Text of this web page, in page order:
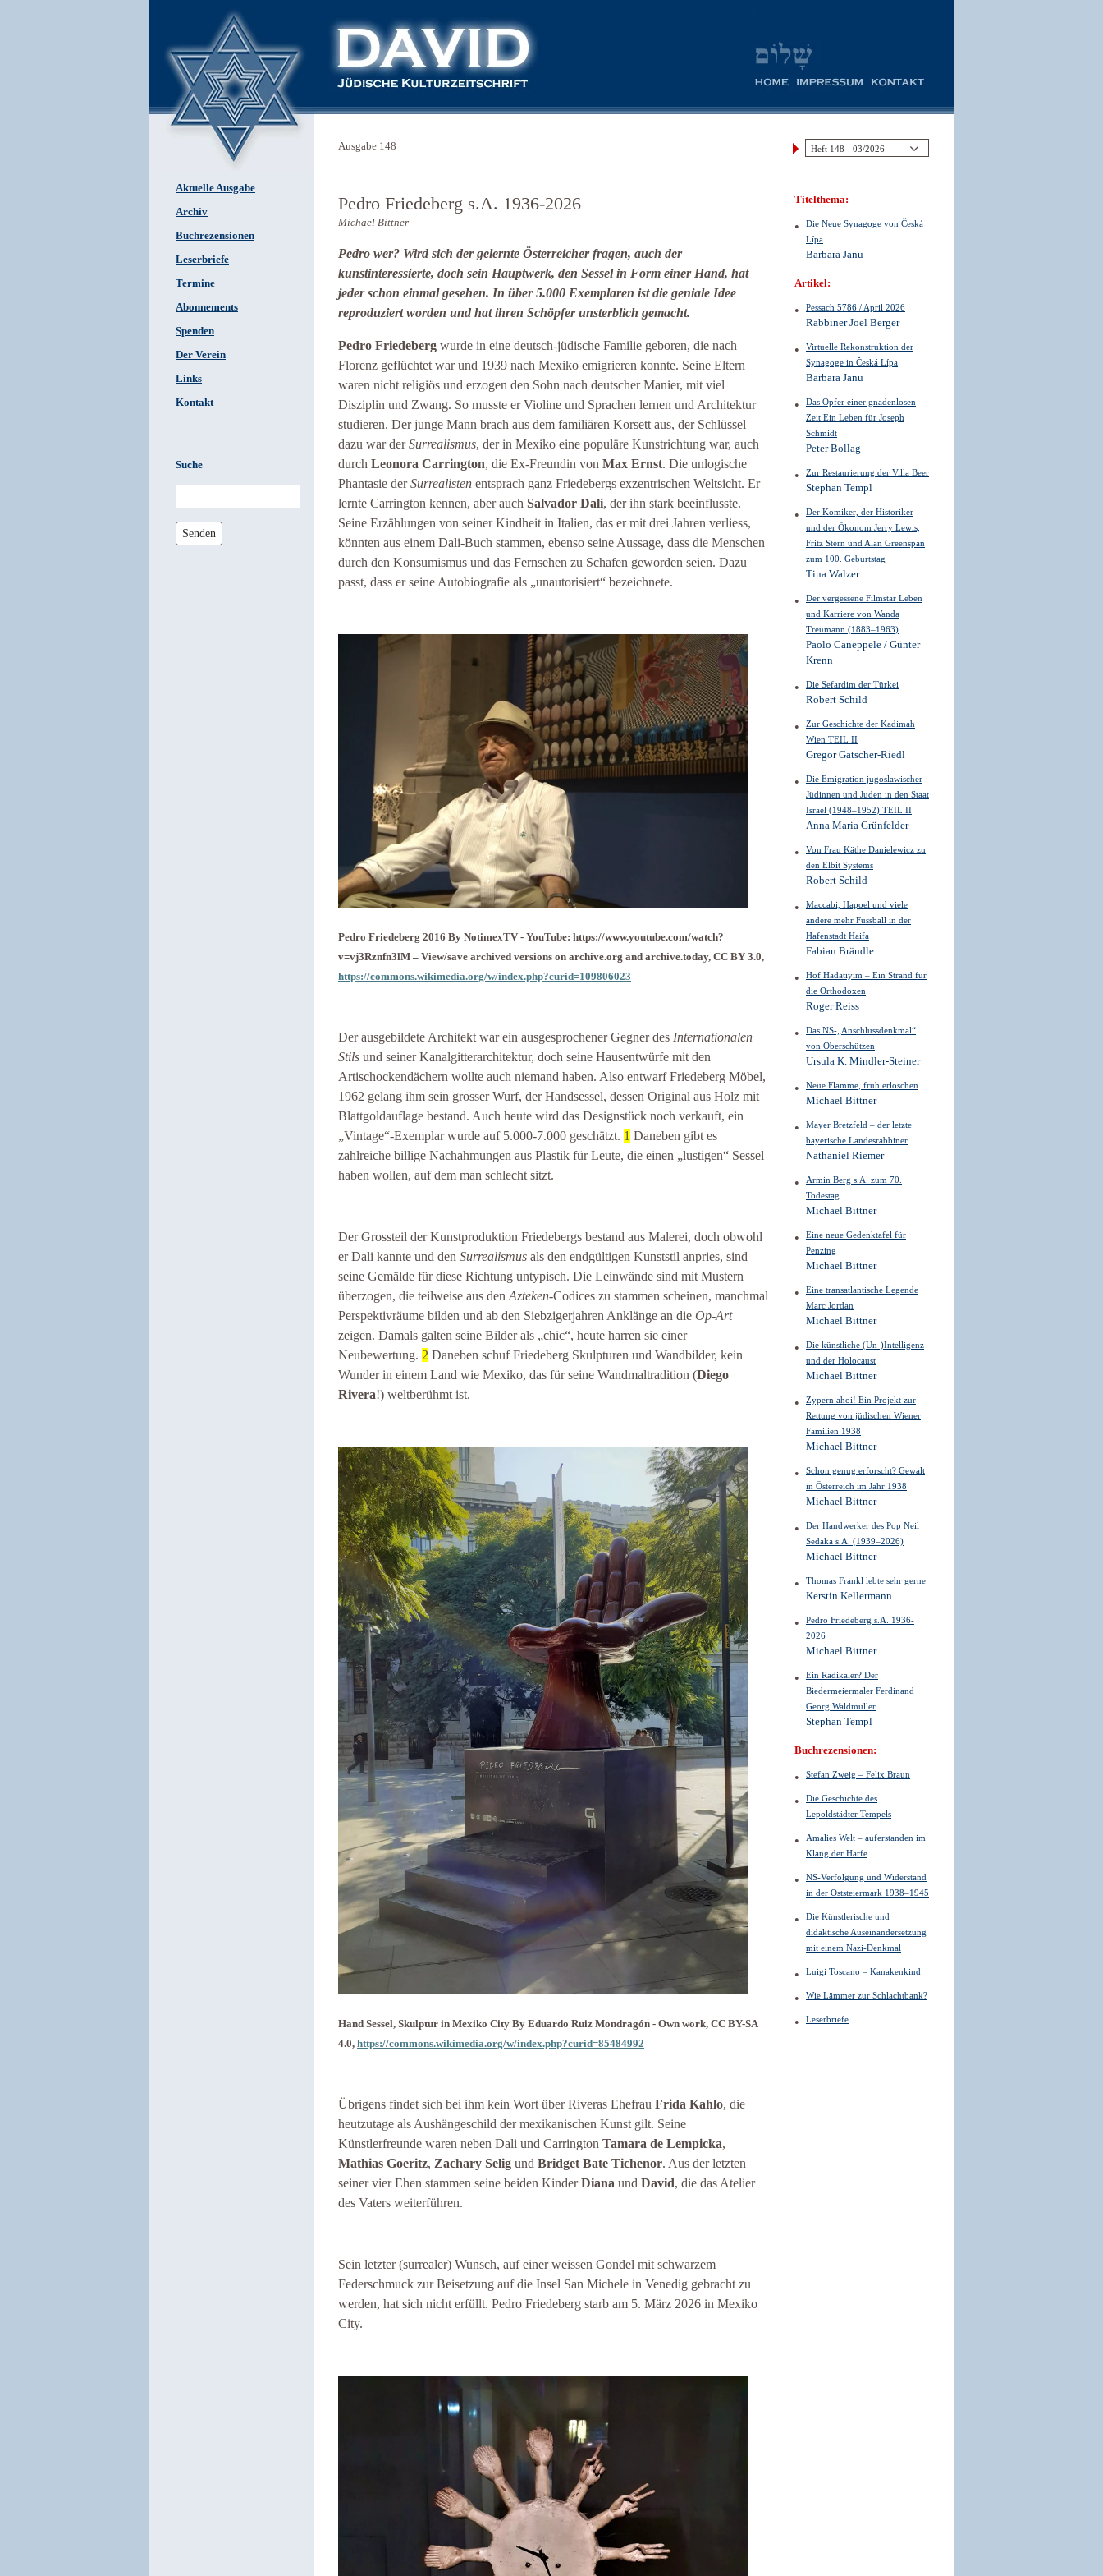
Aktuelle Ausgabe
Archiv
Buchrezensionen
Leserbriefe
Termine
Abonnements
Spenden
Der Verein
Links
Kontakt
Suche
Senden
Ausgabe 148
Pedro Friedeberg s.A. 1936-2026
Michael Bittner
Pedro wer? Wird sich der gelernte Österreicher fragen, auch der
kunstinteressierte, doch sein Hauptwerk, den Sessel in Form einer Hand, hat
jeder schon einmal gesehen. In über 5.000 Exemplaren ist die geniale Idee
reproduziert worden und hat ihren Schöpfer unsterblich gemacht.
Pedro Friedeberg wurde in eine deutsch-jüdische Familie geboren, die nach
Florenz geflüchtet war und 1939 nach Mexiko emigrieren konnte. Seine Eltern
waren nicht religiös und erzogen den Sohn nach deutscher Manier, mit viel
Disziplin und Zwang. So musste er Violine und Sprachen lernen und Architektur
studieren. Der junge Mann brach aus dem familiären Korsett aus, der Schlüssel
dazu war derSurrealismus, der in Mexiko eine populäre Kunstrichtung war, auch
durch Leonora Carrington, die Ex-Freundin von Max Ernst. Die unlogische
Phantasie derSurrealisten entsprach ganz Friedebergs exzentrischen Weltsicht. Er
lernte Carrington kennen, aber auch Salvador Dali, der ihn stark beeinflusste.
Seine Erzählungen von seiner Kindheit in Italien, das er mit drei Jahren verliess,
könnten aus einem Dali-Buch stammen, ebenso seine Aussage, dass die Menschen
durch den Konsumismus und das Fernsehen zu Schafen geworden seien. Dazu
passt, dass er seine Autobiografie als „unautorisiert“ bezeichnete.
Pedro Friedeberg 2016 By NotimexTV - YouTube: https://www.youtube.com/watch?
v=vj3Rznfn3lM – View/save archived versions on archive.org and archive.today, CC BY 3.0,
https://commons.wikimedia.org/w/index.php?curid=109806023
Der ausgebildete Architekt war ein ausgesprochener Gegner des Internationalen
Stils und seiner Kanalgitterarchitektur, doch seine Hausentwürfe mit den
Artischockendächern wollte auch niemand haben. Also entwarf Friedeberg Möbel,
1962 gelang ihm sein grosser Wurf, der Handsessel, dessen Original aus Holz mit
Blattgoldauflage bestand. Auch heute wird das Designstück noch verkauft, ein
„Vintage“-Exemplar wurde auf 5.000-7.000 geschätzt. 1 Daneben gibt es
zahlreiche billige Nachahmungen aus Plastik für Leute, die einen „lustigen“ Sessel
haben wollen, auf dem man schlecht sitzt.
Der Grossteil der Kunstproduktion Friedebergs bestand aus Malerei, doch obwohl
er Dali kannte und den Surrealismus als den endgültigen Kunststil anpries, sind
seine Gemälde für diese Richtung untypisch. Die Leinwände sind mit Mustern
überzogen, die teilweise aus den Azteken-Codices zu stammen scheinen, manchmal
Perspektivräume bilden und ab den Siebzigerjahren Anklänge an die Op-Art
zeigen. Damals galten seine Bilder als „chic“, heute harren sie einer
Neubewertung. 2 Daneben schuf Friedeberg Skulpturen und Wandbilder, kein
Wunder in einem Land wie Mexiko, das für seine Wandmaltradition (Diego
Rivera!) weltberühmt ist.
Hand Sessel, Skulptur in Mexiko City By Eduardo Ruiz Mondragón - Own work, CC BY-SA
4.0, https://commons.wikimedia.org/w/index.php?curid=85484992
Übrigens findet sich bei ihm kein Wort über Riveras Ehefrau Frida Kahlo, die
heutzutage als Aushängeschild der mexikanischen Kunst gilt. Seine
Künstlerfreunde waren neben Dali und Carrington Tamara de Lempicka,
Mathias Goeritz, Zachary Selig und Bridget Bate Tichenor. Aus der letzten
seiner vier Ehen stammen seine beiden KinderDiana und David, die das Atelier
des Vaters weiterführen.
Sein letzter (surrealer) Wunsch, auf einer weissen Gondel mit schwarzem
Federschmuck zur Beisetzung auf die Insel San Michele in Venedig gebracht zu
werden, hat sich nicht erfüllt. Pedro Friedeberg starb am 5. März 2026 in Mexiko
City.
Titelthema:
Die Neue Synagoge von Česká
Lípa
Barbara Janu
Artikel:
Pessach 5786 / April 2026
Rabbiner Joel Berger
Virtuelle Rekonstruktion der
Synagoge in Česká Lípa
Barbara Janu
Das Opfer einer gnadenlosen
Zeit Ein Leben für Joseph
Schmidt
Peter Bollag
Zur Restaurierung der Villa Beer
Stephan Templ
Der Komiker, der Historiker
und der Ökonom Jerry Lewis,
Fritz Stern und Alan Greenspan
zum 100. Geburtstag
Tina Walzer
Der vergessene Filmstar Leben
und Karriere von Wanda
Treumann (1883–1963)
Paolo Caneppele / Günter
Krenn
Die Sefardim der Türkei
Robert Schild
Zur Geschichte der Kadimah
Wien TEIL II
Gregor Gatscher-Riedl
Die Emigration jugoslawischer
Jüdinnen und Juden in den Staat
Israel (1948–1952) TEIL II
Anna Maria Grünfelder
Von Frau Käthe Danielewicz zu
den Elbit Systems
Robert Schild
Maccabi, Hapoel und viele
andere mehr Fussball in der
Hafenstadt Haifa
Fabian Brändle
Hof Hadatiyim – Ein Strand für
die Orthodoxen
Roger Reiss
Das NS-„Anschlussdenkmal“
von Oberschützen
Ursula K. Mindler-Steiner
Neue Flamme, früh erloschen
Michael Bittner
Mayer Bretzfeld – der letzte
bayerische Landesrabbiner
Nathaniel Riemer
Armin Berg s.A. zum 70.
Todestag
Michael Bittner
Eine neue Gedenktafel für
Penzing
Michael Bittner
Eine transatlantische Legende
Marc Jordan
Michael Bittner
Die künstliche (Un-)Intelligenz
und der Holocaust
Michael Bittner
Zypern ahoi! Ein Projekt zur
Rettung von jüdischen Wiener
Familien 1938
Michael Bittner
Schon genug erforscht? Gewalt
in Österreich im Jahr 1938
Michael Bittner
Der Handwerker des Pop Neil
Sedaka s.A. (1939–2026)
Michael Bittner
Thomas Frankl lebte sehr gerne
Kerstin Kellermann
Pedro Friedeberg s.A. 1936-
2026
Michael Bittner
Ein Radikaler? Der
Biedermeiermaler Ferdinand
Georg Waldmüller
Stephan Templ
Buchrezensionen:
Stefan Zweig – Felix Braun
Die Geschichte des
Lepoldstädter Tempels
Amalies Welt – auferstanden im
Klang der Harfe
NS-Verfolgung und Widerstand
in der Oststeiermark 1938–1945
Die Künstlerische und
didaktische Auseinandersetzung
mit einem Nazi-Denkmal
Luigi Toscano – Kanakenkind
Wie Lämmer zur Schlachtbank?
Leserbriefe